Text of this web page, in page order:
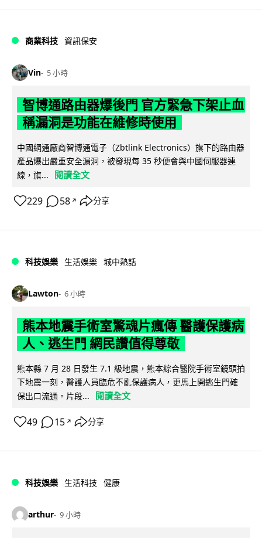
商業科技 資訊保安
Vin 5 小時
智博通路由器爆後門 官方緊急下架止血
稱漏洞是功能在維修時使用
中國網通廠商智博通電子（Zbtlink Electronics）旗下的路由器
產品爆出嚴重安全漏洞，被發現每 35 秒便會與中國伺服器連
線，旗...
閱讀全文
229 58 ↗ 分享
科技娛樂 生活娛樂 城中熱話
Lawton 6 小時
熊本地震手術室驚魂片瘋傳 醫護保護病
人、逃生門 網民讚值得尊敬
熊本縣 7 月 28 日發生 7.1 級地震，熊本綜合醫院手術室鏡頭拍
下地震一刻，醫護人員臨危不亂保護病人，更馬上開逃生門確
保出口流通。片段...
閱讀全文
49 15 ↗ 分享
科技娛樂 生活科技 健康
arthur 9 小時